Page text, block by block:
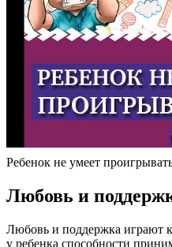
Ребенок не умеет
Любовь и
Любовь и поддержка играют
у ребенка способности